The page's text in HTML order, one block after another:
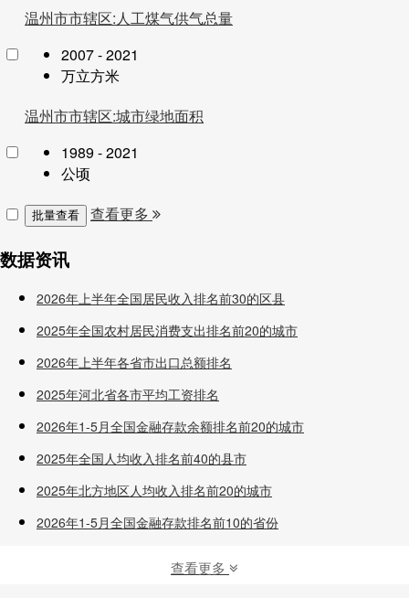
温州市市辖区:人工煤气供气总量
2007 - 2021
万立方米
温州市市辖区:城市绿地面积
1989 - 2021
公顷
批量查看 查看更多
数据资讯
2026年上半年全国居民收入排名前30的区县
2025年全国农村居民消费支出排名前20的城市
2026年上半年各省市出口总额排名
2025年河北省各市平均工资排名
2026年1-5月全国金融存款余额排名前20的城市
2025年全国人均收入排名前40的县市
2025年北方地区人均收入排名前20的城市
2026年1-5月全国金融存款排名前10的省份
查看更多